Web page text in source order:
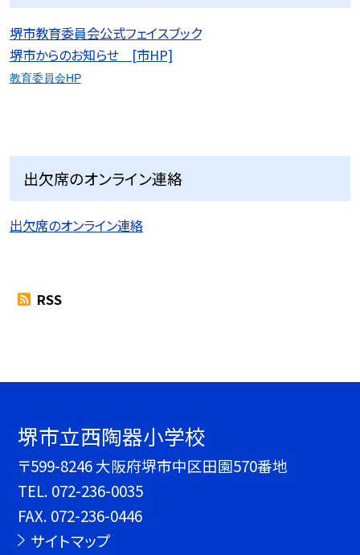
堺市教育委員会公式フェイスブック
堺市からのお知らせ [市HP]
教育委員会HP
出欠席のオンライン連絡
出欠席のオンライン連絡
RSS
堺市立西陶器小学校
〒599-8246 大阪府堺市中区田園570番地
TEL. 072-236-0035
FAX. 072-236-0446
サイトマップ